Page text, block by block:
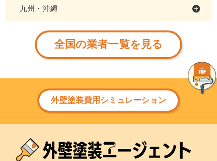
九州・沖縄
全国の業者一覧を見る
外壁塗装費用シミュレーション